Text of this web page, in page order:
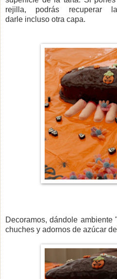
rejilla, podrás recuperar
darle incluso otra capa.
Decoramos, dándole
chuches y adornos de azúcar de